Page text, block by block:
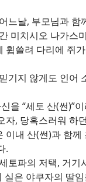
느날, 부모님과 함
미치시오 나가스
휩쓸려 다리에 쥐
기지 않게도 인어
을 “세토 산(썬)”
자, 당혹스러워 하던
이내 산(썬)과 함께
.
토파의 저택, 거기
실은 야쿠자의 딸임